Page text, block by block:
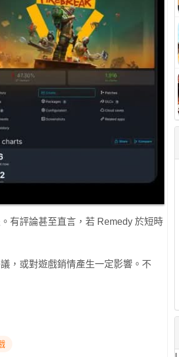
有評論甚至直言，若 Remedy 於短時
，或對遊戲銷情產生一定影響。不